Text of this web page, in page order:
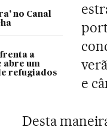
no Canal
a
abre um
refugiados
e
Desta